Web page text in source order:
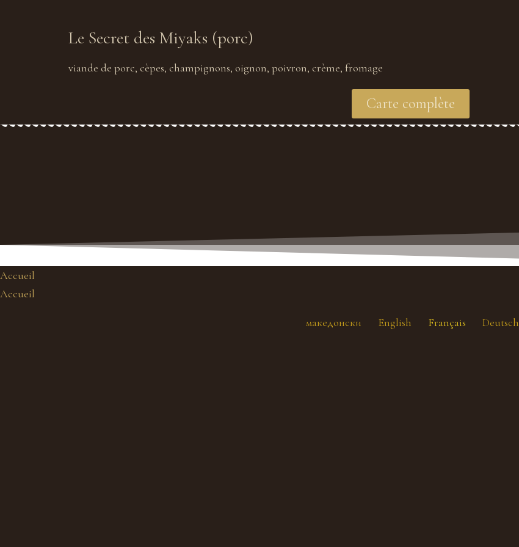
Le Secret des Miyaks (porc)
viande de porc, cèpes, champignons, oignon, poivron, crème, fromage
Carte complète
Accueil
Accueil
македонски English Français Deutsch